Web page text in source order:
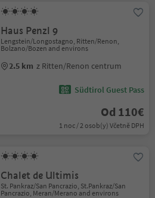
Haus Penzl 9
Lengstein/Longostagno, Ritten/Renon,
Bolzano/Bozen and environs
2.5 km z Ritten/Renon centrum
Südtirol Guest Pass
Od 110€
1 noc / 2 osob(y) Včetně DPH
Chalet de Ultimis
St. Pankraz/San Pancrazio, St.Pankraz/San
Pancrazio, Meran/Merano and environs